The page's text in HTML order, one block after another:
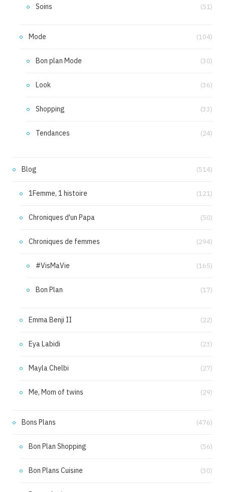
Soins (51)
Mode (104)
Bon plan Mode (30)
Look (36)
Shopping (33)
Tendances (24)
Blog (514)
1Femme, 1 histoire (121)
Chroniques d'un Papa (50)
Chroniques de femmes (294)
#VisMaVie (165)
Bon Plan (17)
Emma Benji II (22)
Eya Labidi (23)
Mayla Chelbi (27)
Me, Mom of twins (29)
Bons Plans (476)
Bon Plan Shopping (56)
Bon Plans Cuisine (30)